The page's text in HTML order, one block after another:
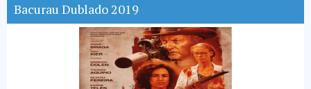
Bacurau Dublado 2019